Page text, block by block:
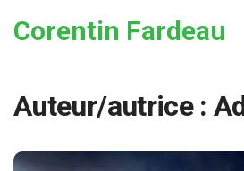
Corentin Fardeau
Auteur/autrice :